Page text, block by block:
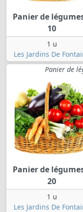
Panier de
10
1 u
Les Jardins De
Panier de
Panier de
20
1 u
Les Jardins De